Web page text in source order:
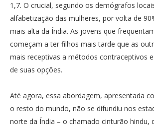
1,7. O crucial, segundo os demógrafos
alfabetização das mulheres, por volta de
mais alta da Índia. As jovens que
começam a ter filhos mais tarde que as
mais receptivas a métodos contraceptivos
de suas opções.
Até agora, essa abordagem, apresentada
o resto do mundo, não se difundiu nos
norte da Índia – o chamado cinturão hindu,